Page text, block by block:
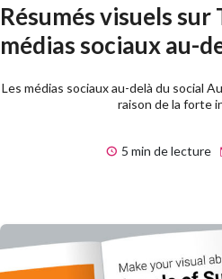
Résumés visuels
médias sociaux au-
Les médias sociaux au-delà du social
raison de la forte
5 min de lecture